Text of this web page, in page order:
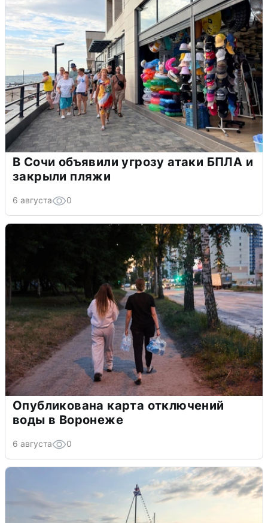
В Сочи объявили угрозу атаки БПЛА и
закрыли пляжи
6 августа 0
Опубликована карта отключений
воды в Воронеже
6 августа 0